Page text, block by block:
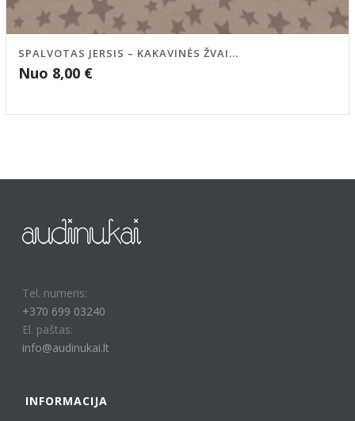
SPALVOTAS JERSIS – KAKAVINĖS ŽVAI...
Nuo 8,00 €
Tel. numeris:
+370 699 03240
El. paštas:
info@audinukai.lt
INFORMACIJA